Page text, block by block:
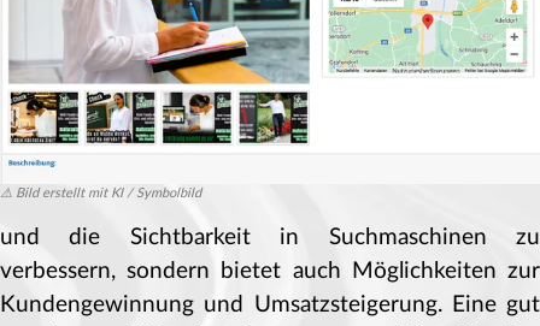
⚠️ Bild erstellt mit KI / Symbolbild
und die Sichtbarkeit in Suchmaschinen zu
verbessern, sondern bietet auch Möglichkeiten zur
Kundengewinnung und Umsatzsteigerung. Eine gut